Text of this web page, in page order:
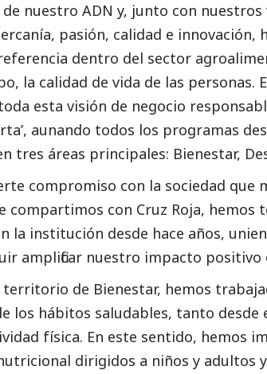
nuestro ADN y, junto con nuestros
pasión, calidad e innovación,
dentro del sector
la calidad de vida de las personas.
esta visión de negocio
aunando todos los programas
tres áreas principales: Bienestar,
compromiso con la sociedad que
compartimos con Cruz Roja,
la institución desde hace años,
amplificar nuestro impacto positivo
territorio de Bienestar, hemos
los hábitos saludables, tanto
física. En este sentido, hemos
dirigidos a niños y adultos